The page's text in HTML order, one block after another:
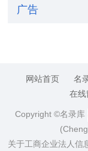
广告
网站首页 名
在线
Copyright ©名录库
关于工商企业法人信